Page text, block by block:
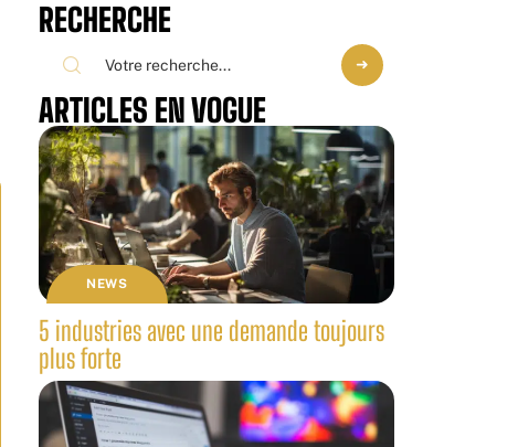
RECHERCHE
ARTICLES EN VOGUE
NEWS
5 industries avec une demande toujours
plus forte